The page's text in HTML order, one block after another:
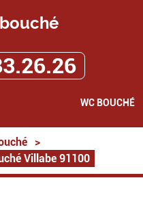
WC BOUCHÉ
>
Villabe 91100